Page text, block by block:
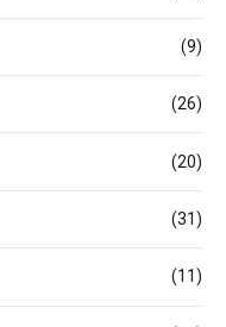
(9)
(26)
(20)
(31)
(11)